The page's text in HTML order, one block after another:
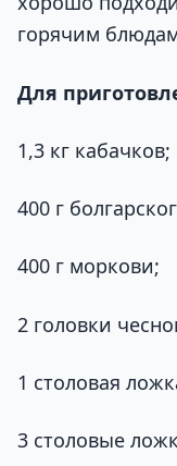
горячим
Для
1,3 кг кабачков;
400 г
400 г моркови;
2 головки
1 столовая
3 столовые